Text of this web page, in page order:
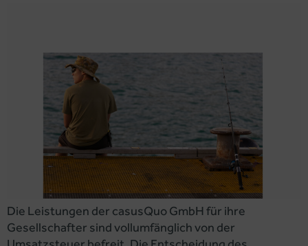
Die Leistungen der casusQuo GmbH für ihre
Gesellschafter sind vollumfänglich von der